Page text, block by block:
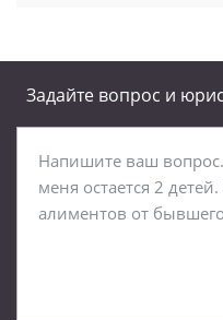
Задайте вопрос и